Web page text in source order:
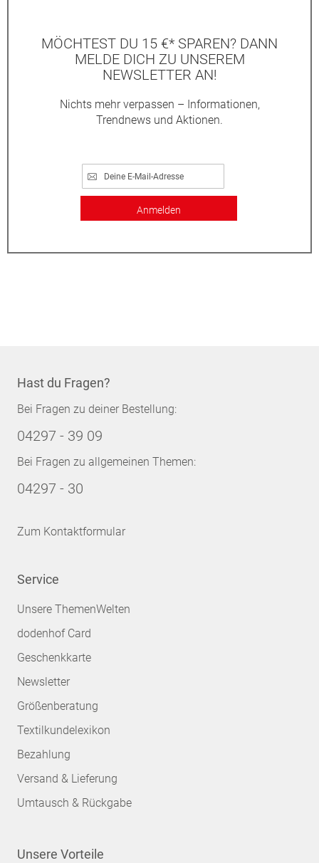
MÖCHTEST DU 15 €* SPAREN? DANN
MELDE DICH ZU UNSEREM
NEWSLETTER AN!
Nichts mehr verpassen – Informationen,
Trendnews und Aktionen.
Anmelden
Hast du Fragen?
Bei Fragen zu deiner Bestellung:
04297 - 39 09
Bei Fragen zu allgemeinen Themen:
04297 - 30
Zum Kontaktformular
Service
Unsere ThemenWelten
dodenhof Card
Geschenkkarte
Newsletter
Größenberatung
Textilkundelexikon
Bezahlung
Versand & Lieferung
Umtausch & Rückgabe
Unsere Vorteile